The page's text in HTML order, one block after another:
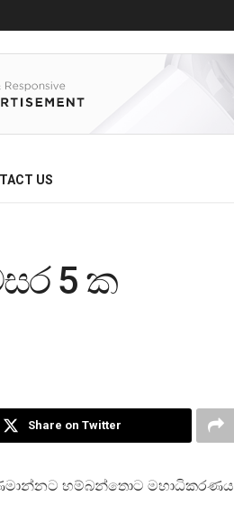
US
5 ක
Share on Twitter
හම්බන්තොට මහාධිකරණය